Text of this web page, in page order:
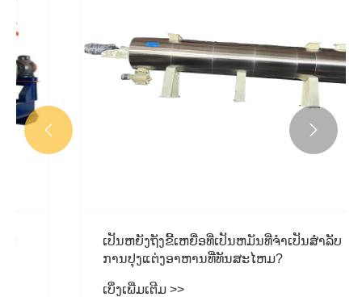
ເປັນຫຍັງຖັງຂີ້ເຫຍື່ອທີ່ເປັນຫມັນທີ່ຈໍາເປັນສໍາລັບ
ການປຸງແຕ່ງອາຫານທີ່ທັນສະໄຫມ?
ເບິ່ງເພີ່ມເຕີມ >>
 